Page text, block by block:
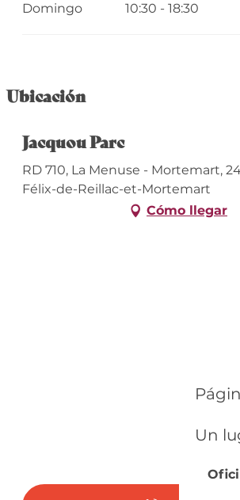
Un
Domingo 10:30 - 18:30
Ubicación
Jacquou Parc
RD 710, La Menuse - Mortemart,
Félix-de-Reillac-et-Mortemart
Cómo llegar